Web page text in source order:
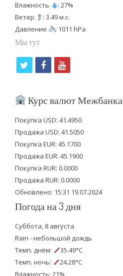
Влажность
: 27%
Ветер
: 3.49 м.с.
Давление
: 1011 hPa
Мы тут
i
t
e
r
f
c
b
o
o
k
y
u
u
b
e
Курс валют Межбанка
Покупка USD: 41.4950
Продажа USD: 41.5050
Покупка EUR: 45.1700
Продажа EUR: 45.1900
Покупка RUR: 0.0000
Продажа RUR: 0.0000
Обновлено: 15:31 19.07.2024
Погода на 3 дня
Суббота, 8 августа
Rain - небольшой дождь
Темп. днём:
35.49°C
Темп. ночь:
24.28°C
Влажность: 21%